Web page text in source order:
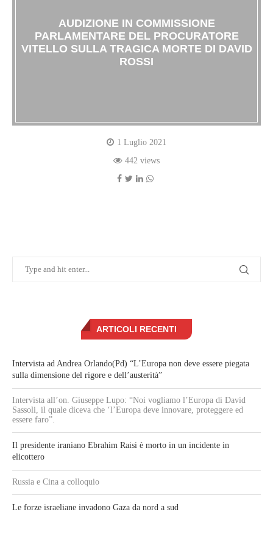
AUDIZIONE IN COMMISSIONE
PARLAMENTARE DEL PROCURATORE
VITELLO SULLA TRAGICA MORTE DI DAVID
ROSSI
1 Luglio 2021
442 views
ARTICOLI RECENTI
Intervista ad Andrea Orlando(Pd) “L’Europa non deve essere piegata
sulla dimensione del rigore e dell’austerità”
Intervista all’on. Giuseppe Lupo: “Noi vogliamo l’Europa di David
Sassoli, il quale diceva che ‘l’Europa deve innovare, proteggere ed
essere faro”.
Il presidente iraniano Ebrahim Raisi è morto in un incidente in
elicottero
Russia e Cina a colloquio
Le forze israeliane invadono Gaza da nord a sud